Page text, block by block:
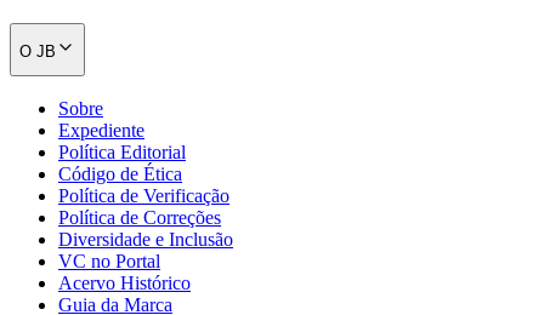
O JB
Sobre
Expediente
Política Editorial
Código de Ética
Política de Verificação
Política de Correções
Diversidade e Inclusão
VC no Portal
Acervo Histórico
Guia da Marca